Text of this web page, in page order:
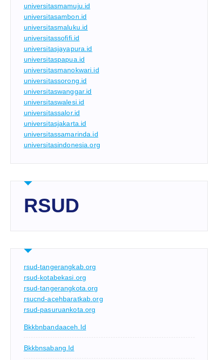
universitasmamuju.id
universitasambon.id
universitasmaluku.id
universitassofifi.id
universitasjayapura.id
universitaspapua.id
universitasmanokwari.id
universitassorong.id
universitaswanggar.id
universitaswalesi.id
universitassalor.id
universitasjakarta.id
universitassamarinda.id
universitasindonesia.org
RSUD
rsud-tangerangkab.org
rsud-kotabekasi.org
rsud-tangerangkota.org
rsucnd-acehbaratkab.org
rsud-pasuruankota.org
Bkkbnbandaaceh.id
Bkkbnsabang.id